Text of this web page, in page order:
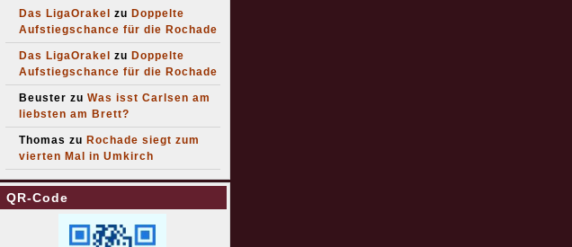
Das LigaOrakel zu Doppelte
Aufstiegschance für die Rochade
Das LigaOrakel zu Doppelte
Aufstiegschance für die Rochade
Beuster zu Was isst Carlsen am
liebsten am Brett?
Thomas zu Rochade siegt zum
vierten Mal in Umkirch
QR-Code